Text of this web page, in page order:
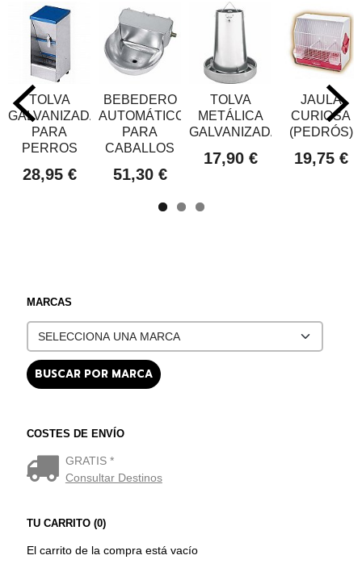
MARCAS
COSTES DE ENVÍO
GRATIS *
Consultar Destinos
TU CARRITO (0)
El carrito de la compra está vacío
TOLVA
GALVANIZADA
PARA
PERROS
28,95 €
BEBEDERO
AUTOMÁTICO
PARA
CABALLOS
51,30 €
TOLVA
METÁLICA
GALVANIZADA
17,90 €
JAULA
CURIOSA
(PEDRÓS)
19,75 €